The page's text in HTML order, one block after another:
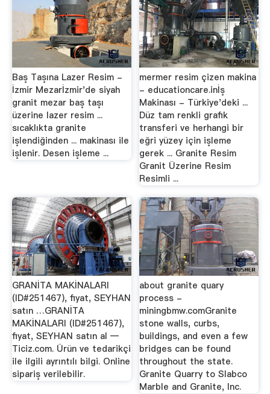
Baş Taşına Lazer Resim -
İzmir Mezarİzmir'de siyah
granit mezar baş taşı
üzerine lazer resim ...
sıcaklıkta granite
işlendiğinden ... makinası ile
işlenir. Desen işleme ...
mermer resim çizen makina
- educationcare.inİş
Makinası - Türkiye'deki ...
Düz tam renkli grafik
transferi ve herhangi bir
eğri yüzey için işleme
gerek ... Granite Resim
Granit Üzerine Resim
Resimli ...
GRANİTA MAKİNALARI
(ID#251467), fiyat, SEYHAN
satın …GRANİTA
MAKİNALARI (ID#251467),
fiyat, SEYHAN satın al —
Ticiz.com. Ürün ve tedarikçi
ile ilgili ayrıntılı bilgi. Online
sipariş verilebilir.
about granite quary
process -
miningbmw.comGranite
stone walls, curbs,
buildings, and even a few
bridges can be found
throughout the state.
Granite Quarry to Slabco
Marble and Granite, Inc.